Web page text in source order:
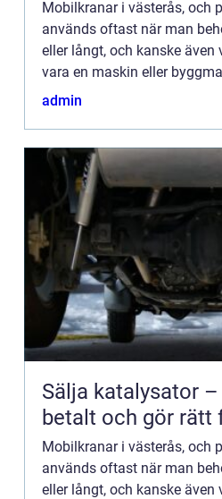
Mobilkranar i västerås, och
används oftast när man
eller långt, och kanske
vara en maskin eller
admin
Sälja katalysator
betalt och gör rätt
Mobilkranar i västerås, och
används oftast när man
eller långt, och kanske